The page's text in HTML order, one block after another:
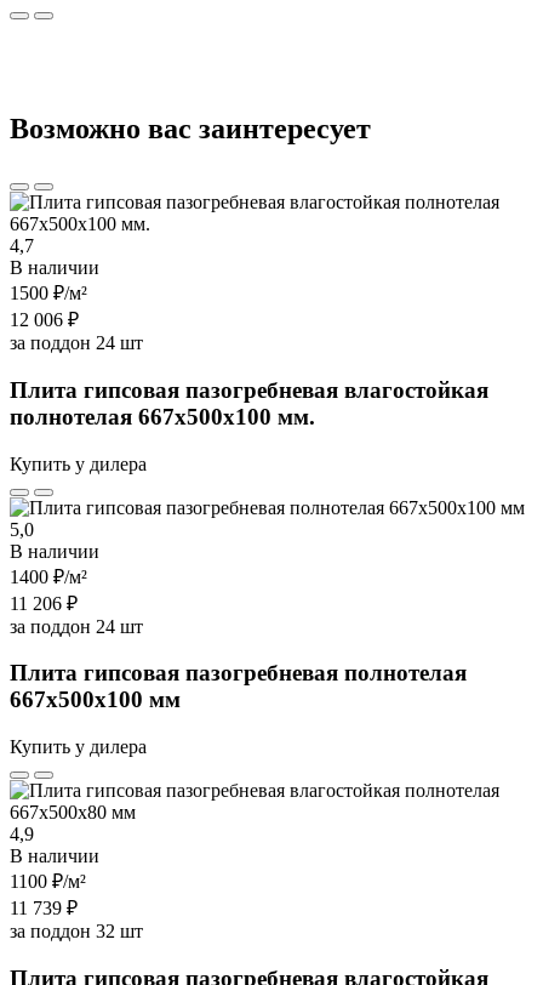
Возможно вас заинтересует
4,7
В наличии
1500 ₽/м²
12 006 ₽
за поддон 24 шт
Плита гипсовая пазогребневая влагостойкая
полнотелая 667х500х100 мм.
Купить у дилера
5,0
В наличии
1400 ₽/м²
11 206 ₽
за поддон 24 шт
Плита гипсовая пазогребневая полнотелая
667х500х100 мм
Купить у дилера
4,9
В наличии
1100 ₽/м²
11 739 ₽
за поддон 32 шт
Плита гипсовая пазогребневая влагостойкая